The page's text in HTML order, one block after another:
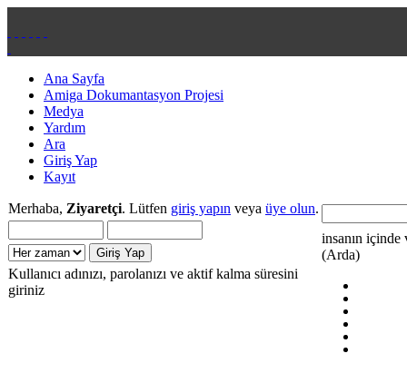
Ana Sayfa
Amiga Dokumantasyon Projesi
Medya
Yardım
Ara
Giriş Yap
Kayıt
Merhaba, Ziyaretçi. Lütfen giriş yapın veya üye olun.
Kullanıcı adınızı, parolanızı ve aktif kalma süresini
giriniz
insanın içinde
(Arda)